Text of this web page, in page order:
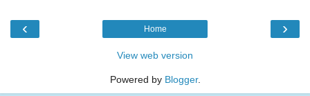
‹ ›
Home
View web version
Powered by Blogger.